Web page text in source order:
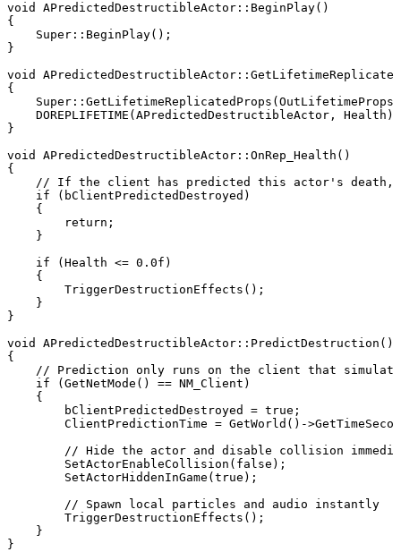
void APredictedDestructibleActor::BeginPlay()
{
    Super::BeginPlay();
}
void
{
    DOREPLIFETIME(APredictedDestructibleActor, Health);
}
void APredictedDestructibleActor::OnRep_Health()
{
// If the client has predicted this actor's
    if (bClientPredictedDestroyed)
    {
        return;
    }
    if (Health <= 0.0f)
    {
        TriggerDestructionEffects();
    }
}
void APredictedDestructibleActor::PredictDestruction()
{
// Prediction only runs on the client that
    if (GetNetMode() == NM_Client)
    {
        bClientPredictedDestroyed = true;
ClientPredictionTime = GetWorld()-
// Hide the actor and disable collision
        SetActorEnableCollision(false);
        SetActorHiddenInGame(true);
        // Spawn local particles and audio instantly
        TriggerDestructionEffects();
    }
}